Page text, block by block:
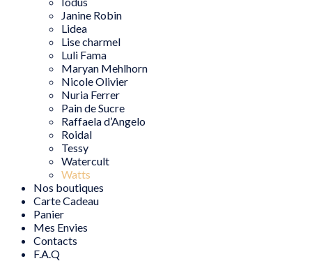
Janine Robin
Lidea
Lise charmel
Luli Fama
Maryan Mehlhorn
Nicole Olivier
Nuria Ferrer
Pain de Sucre
Raffaela d’Angelo
Roidal
Tessy
Watercult
Watts
Nos boutiques
Carte Cadeau
Panier
Mes Envies
Contacts
F.A.Q